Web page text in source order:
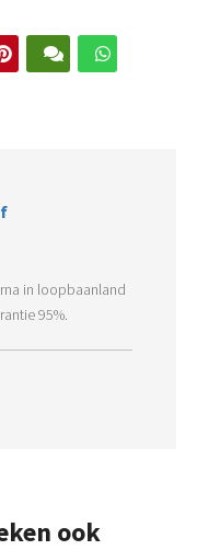
in loopbaanland
95%.
ook